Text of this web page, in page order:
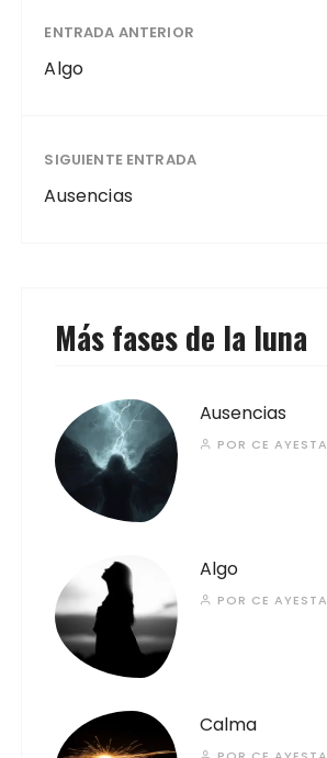
ENTRADA ANTERIOR
Algo
SIGUIENTE ENTRADA
Ausencias
Más fases de la luna
Ausencias
POR CE AYESTA
Algo
POR CE AYESTA
Calma